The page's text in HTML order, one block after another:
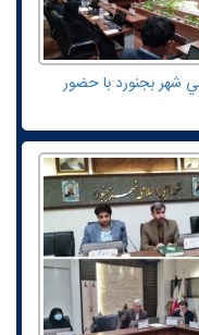
بجنورد با حضور